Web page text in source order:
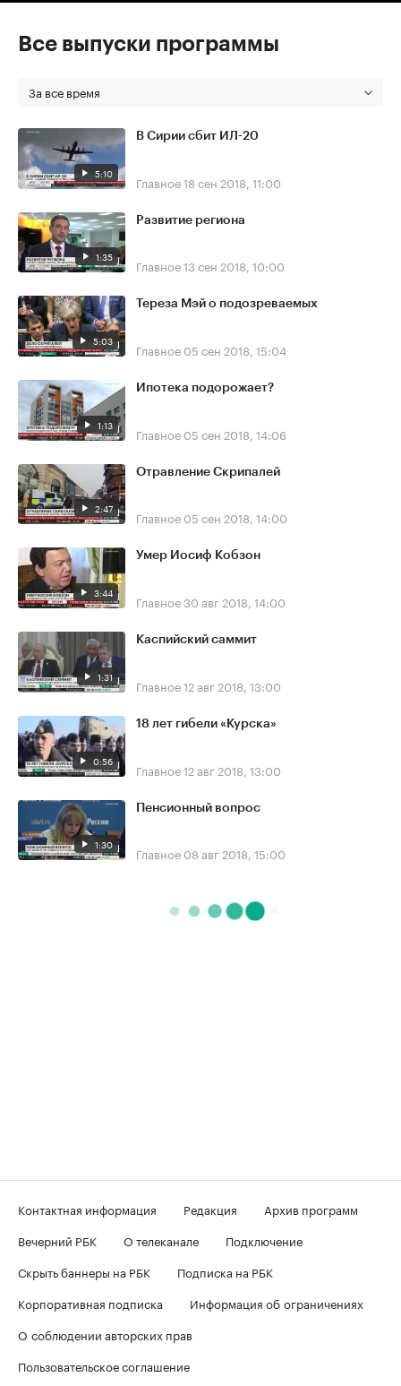
Все выпуски программы
За все время
5:10
В Сирии сбит ИЛ-20
Главное18 сен 2018, 11:00
1:35
Развитие региона
Главное13 сен 2018, 10:00
5:03
Тереза Мэй о подозреваемых
Главное 05 сен 2018, 15:04
1:13
Ипотека подорожает?
Главное 05 сен 2018, 14:06
2:47
Отравление Скрипалей
Главное 05 сен 2018, 14:00
3:44
Умер Иосиф Кобзон
Главное30 авг 2018, 14:00
1:31
Каспийский саммит
Главное12 авг 2018, 13:00
0:56
18 лет гибели «Курска»
Главное12 авг 2018, 13:00
1:30
Пенсионный вопрос
Главное 08 авг 2018, 15:00
Контактная информация Редакция
Архив программ
Вечерний РБК
О телеканале
Подключение
Скрыть баннеры на РБК
Подписка на РБК
Корпоративная подписка
Информация об ограничениях
О соблюдении авторских прав
Пользовательское соглашение